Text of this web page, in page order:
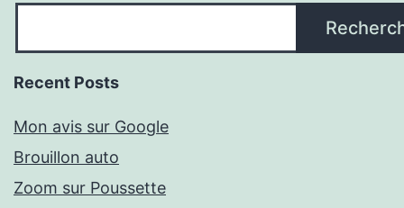
Recent Posts
Mon avis sur Google
Brouillon auto
Zoom sur Poussette